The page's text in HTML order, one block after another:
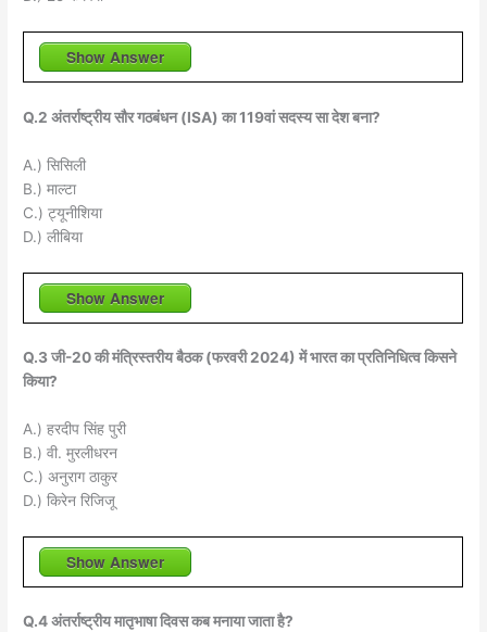
Show Answer
Q.2 अंतर्राष्ट्रीय सौर गठबंधन (ISA) का 119वां सदस्य सा देश बना?
A.) सिसिली
B.) माल्टा
C.) ट्यूनीशिया
D.) लीबिया
Show Answer
Q.3 जी-20 की मंत्रिस्तरीय बैठक (फरवरी 2024) में भारत का प्रतिनिधित्व किसने
किया?
A.) हरदीप सिंह पुरी
B.) वी. मुरलीधरन
C.) अनुराग ठाकुर
D.) किरेन रिजिजू
Show Answer
Q.4 अंतर्राष्ट्रीय मातृभाषा दिवस कब मनाया जाता है?